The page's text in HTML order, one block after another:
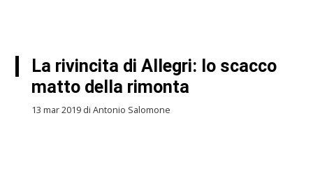
La rivincita di Allegri: lo scacco
matto della rimonta
13 mar 2019 di Antonio Salomone